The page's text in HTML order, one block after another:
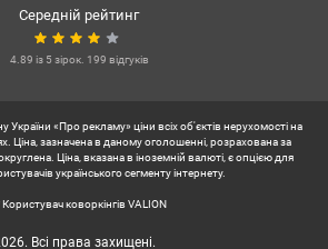
Середній рейтинг
4.89 із 5 зірок. 199 відгуків
Всі права захищені.
України «Про рекламу» ціни всіх об'єктів нерухомості на
Ціна, зазначена в даному оголошенні, розрахована за
Ціна, вказана в іноземній валюті, є опцією для
українського сегменту інтернету.
Користувач коворкінгів VALION